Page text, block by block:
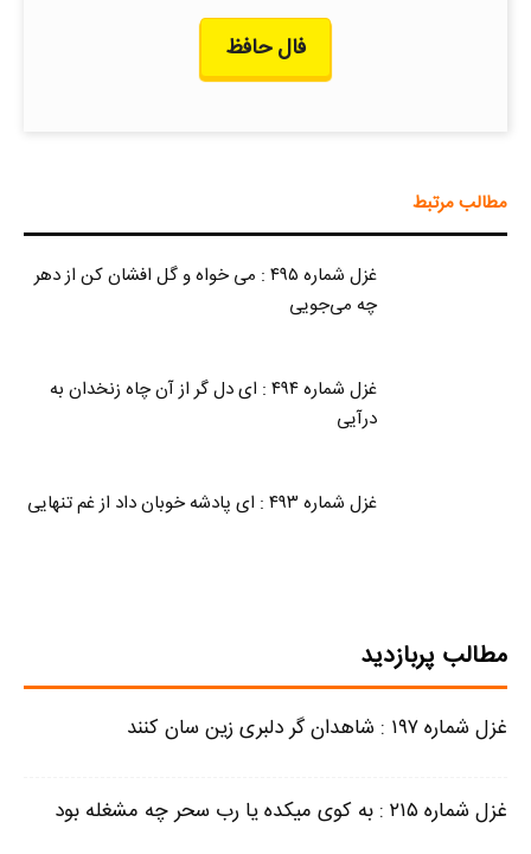
فال حافظ
مطالب مرتبط
غزل شماره ۴۹۵ : می خواه و گل افشان کن از دهر
چه می‌جویی
غزل شماره ۴۹۴ : ای دل گر از آن چاه زنخدان به
درآیی
غزل شماره ۴۹۳ : ای پادشه خوبان داد از غم تنهایی
مطالب پربازدید
غزل شماره ۱۹۷ : شاهدان گر دلبری زین سان کنند
غزل شماره ۲۱۵ : به کوی میکده یا رب سحر چه مشغله بود